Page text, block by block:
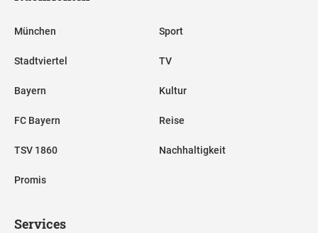
München
Stadtviertel
Bayern
FC Bayern
TSV 1860
Promis
Sport
TV
Kultur
Reise
Nachhaltigkeit
Services